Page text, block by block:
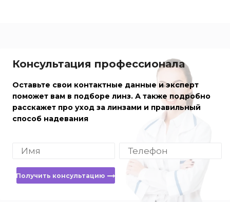
Консультация профессионала
Оставьте свои контактные данные и эксперт
поможет вам в подборе линз. А также подробно
расскажет про уход за линзами и правильный
способ надевания
Получить консультацию